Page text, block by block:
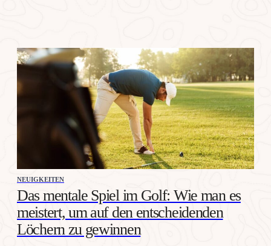
NEUIGKEITEN
Das mentale Spiel im Golf: Wie man es
meistert, um auf den entscheidenden
Löchern zu gewinnen